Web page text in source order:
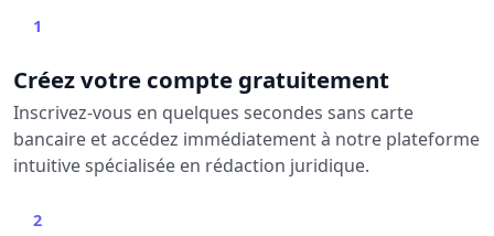
1
Créez votre compte gratuitement
Inscrivez-vous en quelques secondes sans carte
bancaire et accédez immédiatement à notre plateforme
intuitive spécialisée en rédaction juridique.
2